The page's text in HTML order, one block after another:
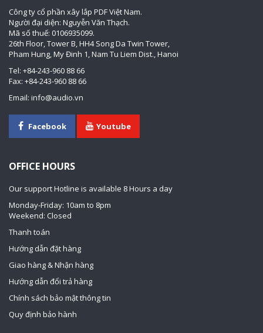
Công ty cổ phần xây lắp PDF Việt Nam.
Người đại diện: Nguyễn Văn Thạch.
Mã số thuế: 0106935099.
26th Floor, Tower B, HH4 Song Da Twin Tower,
Pham Hung, My Đinh 1, Nam Tu Liem Dist., Hanoi
Tel: +84-243-960 88 66
Fax: +84-243-960 88 66
Email: info@audio.vn
Facebook Youtube
OFFICE HOURS
Our support Hotline is available 8 Hours a day
Monday-Friday: 10am to 8pm
Weekend: Closed
Thanh toán
Hướng dẫn đặt hàng
Giao hàng & Nhận hàng
Hướng dẫn đổi trả hàng
Chính sách bảo mật thông tin
Quy định bảo hành